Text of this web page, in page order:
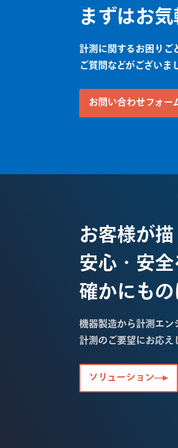
まずはお
計測に関するお困りご
ご質問などがございま
お問い合わせフォー
お客様が
安心・安
確かにも
機器製造から計測エン
計測のご要望にお応え
ソリューション